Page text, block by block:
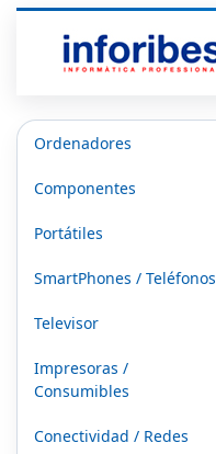
Ordenadores
Componentes
Portátiles
SmartPhones / Teléfonos
Televisor
Impresoras /
Consumibles
Conectividad / Redes